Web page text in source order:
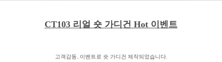
CT103 리얼 숏 가디건 Hot 이벤트
고객감동..이벤트로 숏 가디건 제작되었습니다.